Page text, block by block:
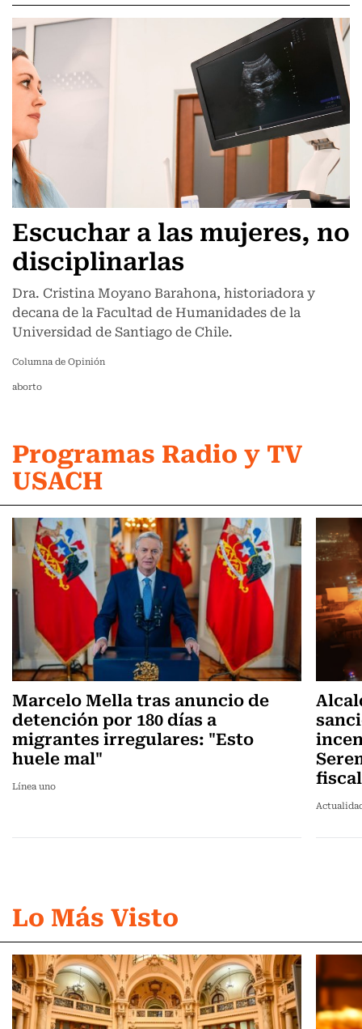
Escuchar a las mujeres, no
disciplinarlas
Dra. Cristina Moyano Barahona, historiadora y
decana de la Facultad de Humanidades de la
Universidad de Santiago de Chile.
Columna de Opinión
aborto
Programas Radio y TV
USACH
Marcelo Mella tras anuncio de
detención por 180 días a
migrantes irregulares: "Esto
huele mal"
Línea uno
Lo Más Visto